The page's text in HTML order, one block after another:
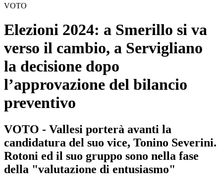
VOTO
Elezioni 2024: a Smerillo si va
verso il cambio, a Servigliano
la decisione dopo
l’approvazione del bilancio
preventivo
VOTO - Vallesi porterà avanti la
candidatura del suo vice, Tonino Severini.
Rotoni ed il suo gruppo sono nella fase
della "valutazione di entusiasmo"